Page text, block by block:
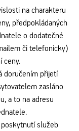
na charakteru
předpokládaných
o dodatečné
či telefonicky)
ceny.
doručením přijetí
zasláno
a to na adresu
služeb